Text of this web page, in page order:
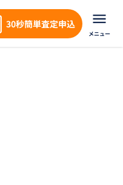
30秒簡単査定申込
メニュー